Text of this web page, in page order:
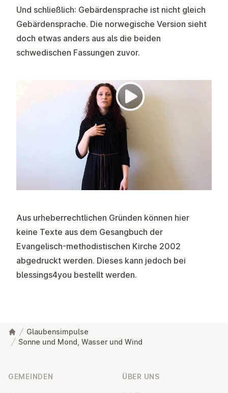
Und schließlich: Gebärdensprache ist nicht gleich
Gebärdensprache. Die norwegische Version sieht
doch etwas anders aus als die beiden
schwedischen Fassungen zuvor.
Aus urheberrechtlichen Gründen können hier
keine Texte aus dem Gesangbuch der
Evangelisch-methodistischen Kirche 2002
abgedruckt werden. Dieses kann jedoch bei
blessings4you bestellt werden.
Glaubensimpulse
Sonne und Mond, Wasser und Wind
GEMEINDEN ÜBER UNS